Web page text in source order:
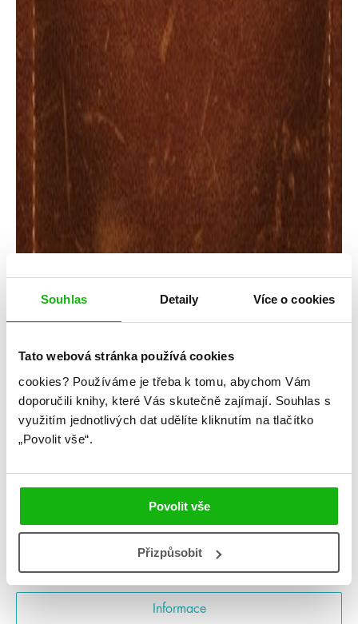
Souhlas Detaily Více o cookies
Tato webová stránka používá cookies
cookies? Používáme je třeba k tomu, abychom Vám
doporučili knihy, které Vás skutečně zajímají. Souhlas s
využitím jednotlivých dat udělíte kliknutím na tlačítko
„Povolit vše“.
Povolit vše
Přizpůsobit
Žánr: Ostatní
Čtenářský diář 2023
Daniel Fiala
#českáobálka #češtíautoři #čtenářskýdiář2023
#danielfiala
Informace